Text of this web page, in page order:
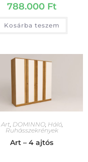
788.000 Ft
Kosárba teszem
Art DOMINNO, Háló,
Ruhásszekrények
Art – 4 ajtós